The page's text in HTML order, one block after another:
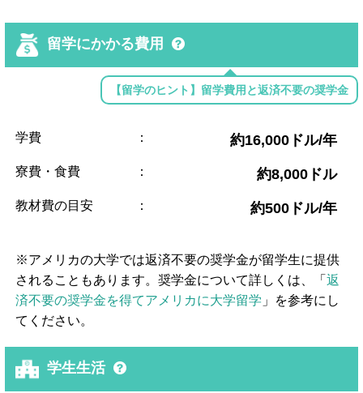
留学にかかる費用
【留学のヒント】留学費用と返済不要の奨学金
学費 ： 約16,000ドル/年
寮費・食費 ： 約8,000ドル
教材費の目安 ： 約500ドル/年
※アメリカの大学では返済不要の奨学金が留学生に提供
されることもあります。奨学金について詳しくは、「返
済不要の奨学金を得てアメリカに大学留学 」を参考にし
てください。
学生生活